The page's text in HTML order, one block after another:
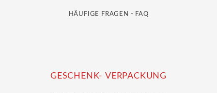
HÄUFIGE FRAGEN - FAQ
GESCHENK- VERPACKUNG